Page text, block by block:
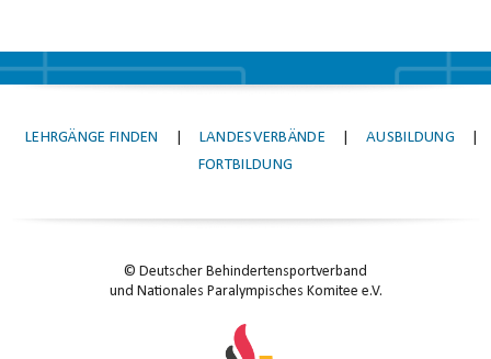
LEHRGÄNGE FINDEN LANDESVERBÄNDE AUSBILDUNG
FORTBILDUNG
© Deutscher Behindertensportverband
und Nationales Paralympisches Komitee e.V.